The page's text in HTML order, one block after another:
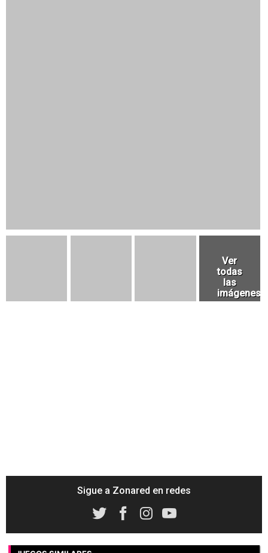
Sigue a Zonared en redes